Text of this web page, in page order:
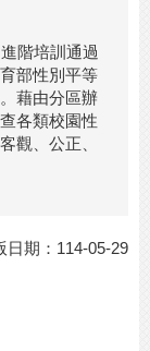
階培訓通過
部性別平等
藉由分區辦
各類校園性
觀、公正、
日期：114-05-29